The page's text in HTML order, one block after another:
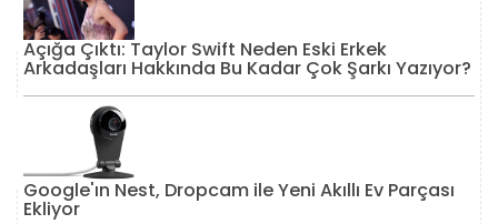
Açığa Çıktı: Taylor Swift Neden Eski Erkek
Arkadaşları Hakkında Bu Kadar Çok Şarkı Yazıyor?
Google'ın Nest, Dropcam ile Yeni Akıllı Ev Parçası
Ekliyor